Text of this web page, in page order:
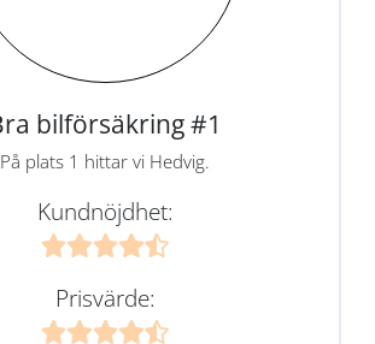
bilförsäkring #1
På plats 1 hittar vi Hedvig.
Kundnöjdhet:
Prisvärde: